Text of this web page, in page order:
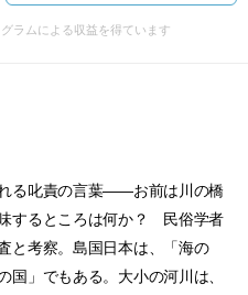
ラムによる収益を得ています
る叱責の言葉――お前は川の橋
するところは何か？ 民俗学者
と考察。島国日本は、「海の
国」でもある。大小の河川は、